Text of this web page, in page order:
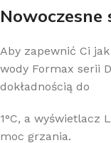
Aby zapewnić Ci
wody Formax serii
dokładnością do
1°C, a wyświetlacz
moc grzania.